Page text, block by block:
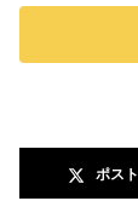
ポスト